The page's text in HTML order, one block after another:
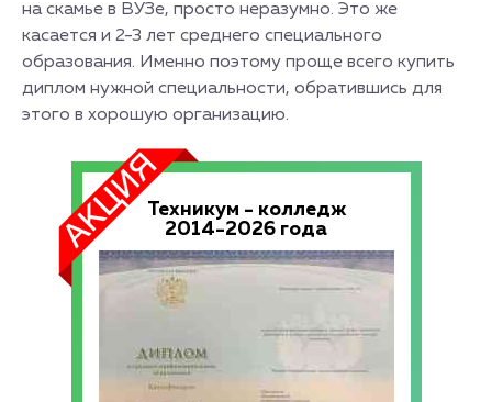
на скамье в ВУЗе, просто неразумно. Это же
касается и 2-3 лет среднего специального
образования. Именно поэтому проще всего купить
диплом нужной специальности, обратившись для
этого в хорошую организацию.
Техникум - колледж
2014-2026 года